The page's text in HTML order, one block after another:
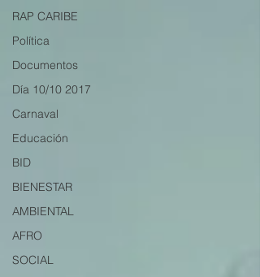
RAP CARIBE
Política
Documentos
Día 10/10 2017
Carnaval
Educación
BID
BIENESTAR
AMBIENTAL
AFRO
SOCIAL